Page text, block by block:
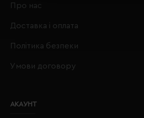
Про нас
Доставка і оплата
Політика безпеки
Умови договору
АКАУНТ